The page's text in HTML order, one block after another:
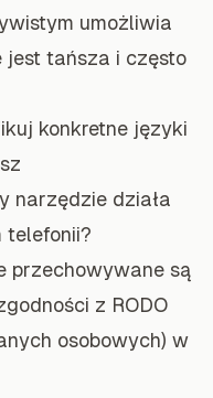
umożliwia
jest tańsza i często
konkretne języki
narzędzie działa
telefonii?
przechowywane są
z RODO
osobowych) w